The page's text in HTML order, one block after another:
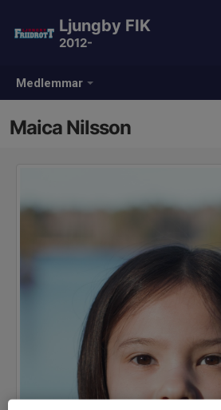
Medlemmar
Ljungby FIK
2012-
Maica Nilsson